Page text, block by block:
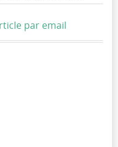
par email